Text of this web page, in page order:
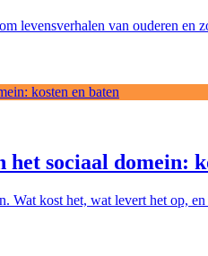
levensverhalen van ouderen en
kosten en baten
het sociaal domein:
Wat kost het, wat levert het op,